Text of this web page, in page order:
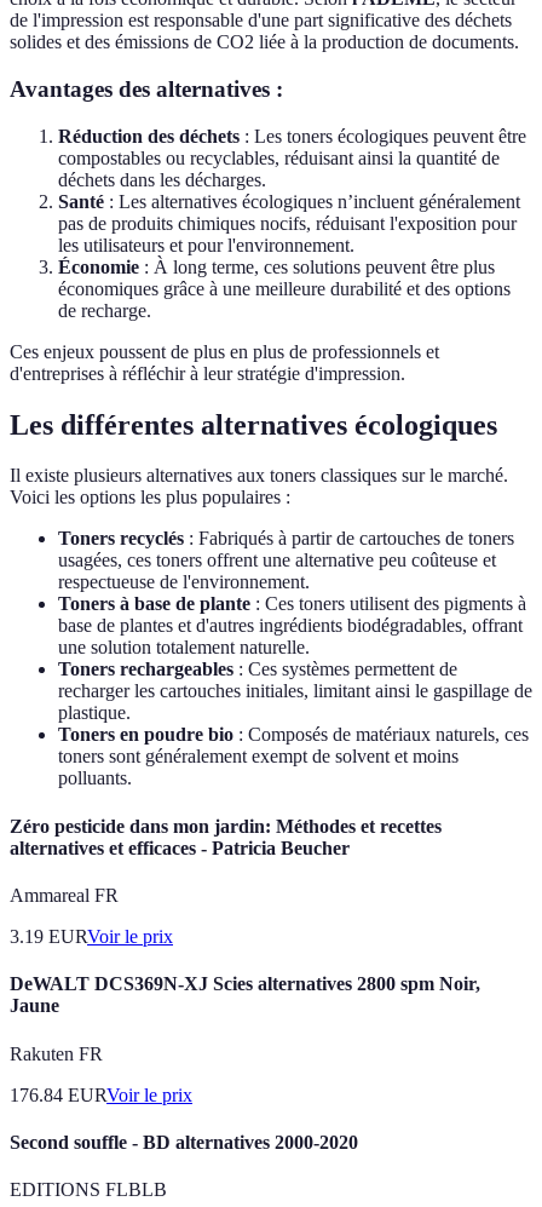
de l'impression est responsable d'une part significative des déchets
solides et des émissions de CO2 liée à la production de documents.
Avantages des alternatives :
Réduction des déchets : Les toners écologiques peuvent être
compostables ou recyclables, réduisant ainsi la quantité de
déchets dans les décharges.
Santé : Les alternatives écologiques n’incluent généralement
pas de produits chimiques nocifs, réduisant l'exposition pour
les utilisateurs et pour l'environnement.
Économie : À long terme, ces solutions peuvent être plus
économiques grâce à une meilleure durabilité et des options
de recharge.
Ces enjeux poussent de plus en plus de professionnels et
d'entreprises à réfléchir à leur stratégie d'impression.
Les différentes alternatives écologiques
Il existe plusieurs alternatives aux toners classiques sur le marché.
Voici les options les plus populaires :
Toners recyclés : Fabriqués à partir de cartouches de toners
usagées, ces toners offrent une alternative peu coûteuse et
respectueuse de l'environnement.
Toners à base de plante : Ces toners utilisent des pigments à
base de plantes et d'autres ingrédients biodégradables, offrant
une solution totalement naturelle.
Toners rechargeables : Ces systèmes permettent de
recharger les cartouches initiales, limitant ainsi le gaspillage de
plastique.
Toners en poudre bio : Composés de matériaux naturels, ces
toners sont généralement exempt de solvent et moins
polluants.
Zéro pesticide dans mon jardin: Méthodes et recettes
alternatives et efficaces - Patricia Beucher
Ammareal FR
3.19 EURVoir le prix
DeWALT DCS369N-XJ Scies alternatives 2800 spm Noir,
Jaune
Rakuten FR
176.84 EURVoir le prix
Second souffle - BD alternatives 2000-2020
EDITIONS FLBLB